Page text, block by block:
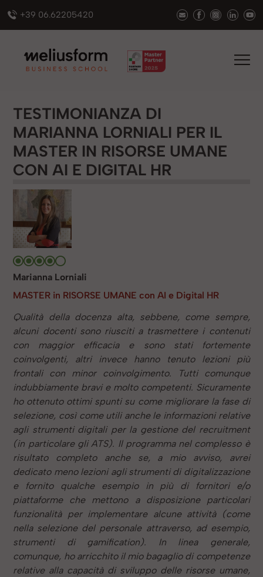
+39 06.62205420
TESTIMONIANZA DI
MARIANNA LORNIALI PER IL
MASTER IN RISORSE UMANE
CON AI E DIGITAL HR
Marianna Lorniali
MASTER in RISORSE UMANE con AI e Digital HR
Qualità della docenza alta, sebbene, come sempre,
alcuni docenti sono riusciti a trasmettere i contenuti
con maggior efficacia e sono stati fortemente
coinvolgenti, altri invece hanno tenuto lezioni più
frontali con minor coinvolgimento. Tutti comunque
indubbiamente bravi e molto competenti. Sicuramente
ho ottenuto ottimi spunti su come migliorare la fase di
selezione, così come utili anche le informazioni relative
agli strumenti digitali per la gestione del recruitment
(in particolare gli ATS). Il programma nel complesso è
risultato completo anche se, a mio avviso, avrei
dedicato meno lezioni agli strumenti di digitalizzazione
e fornito qualche esempio in più di fornitori e/o
piattaforme che mettono a disposizione particolari
funzionalità per implementare alcune attività (come
nella selezione del personale attraverso, ad esempio,
strumenti di gamification). In linea generale,
comunque, ho arricchito il mio bagaglio di competenze
relative alla capacità di sviluppo delle risorse umane,